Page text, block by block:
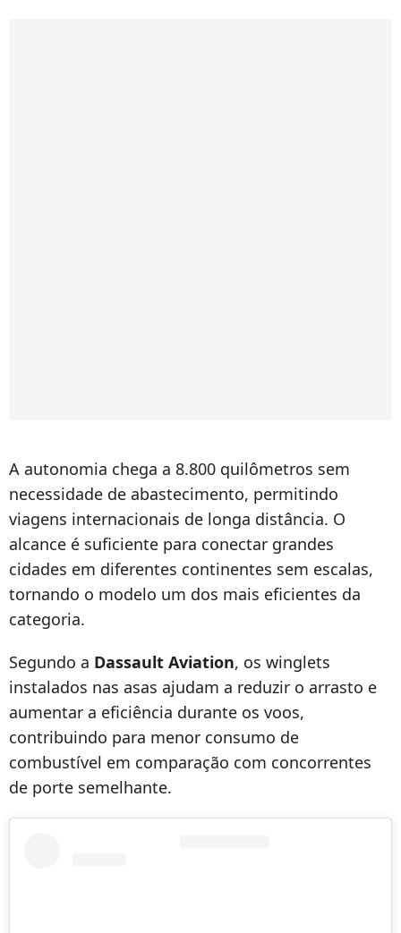
A autonomia chega a 8.800 quilômetros sem
necessidade de abastecimento, permitindo
viagens internacionais de longa distância. O
alcance é suficiente para conectar grandes
cidades em diferentes continentes sem escalas,
tornando o modelo um dos mais eficientes da
categoria.
Segundo a Dassault Aviation, os winglets
instalados nas asas ajudam a reduzir o arrasto e
aumentar a eficiência durante os voos,
contribuindo para menor consumo de
combustível em comparação com concorrentes
de porte semelhante.